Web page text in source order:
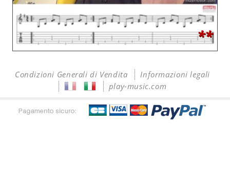
**
Condizioni Generali di Vendita
Informazioni legali
play-music.com